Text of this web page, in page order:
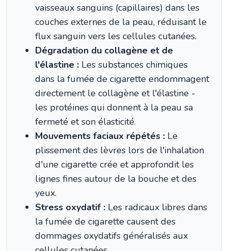
vaisseaux sanguins (capillaires) dans les
couches externes de la peau, réduisant le
flux sanguin vers les cellules cutanées.
Dégradation du collagène et de
l'élastine : Les substances chimiques
dans la fumée de cigarette endommagent
directement le collagène et l'élastine -
les protéines qui donnent à la peau sa
fermeté et son élasticité.
Mouvements faciaux répétés : Le
plissement des lèvres lors de l'inhalation
d'une cigarette crée et approfondit les
lignes fines autour de la bouche et des
yeux.
Stress oxydatif : Les radicaux libres dans
la fumée de cigarette causent des
dommages oxydatifs généralisés aux